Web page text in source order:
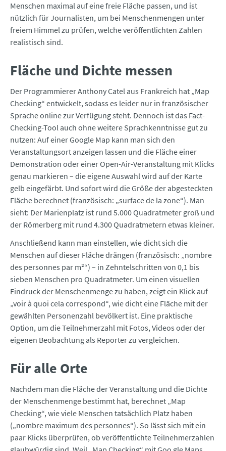
Menschen maximal auf eine freie Fläche passen, und ist
nützlich für Journalisten, um bei Menschenmengen unter
freiem Himmel zu prüfen, welche veröffentlichten Zahlen
realistisch sind.
Fläche und Dichte messen
Der Programmierer Anthony Catel aus Frankreich hat „Map
Checking“ entwickelt, sodass es leider nur in französischer
Sprache online zur Verfügung steht. Dennoch ist das Fact-
Checking-Tool auch ohne weitere Sprachkenntnisse gut zu
nutzen: Auf einer Google Map kann man sich den
Veranstaltungsort anzeigen lassen und die Fläche einer
Demonstration oder einer Open-Air-Veranstaltung mit Klicks
genau markieren – die eigene Auswahl wird auf der Karte
gelb eingefärbt. Und sofort wird die Größe der abgesteckten
Fläche berechnet (französisch: „surface de la zone“). Man
sieht: Der Marienplatz ist rund 5.000 Quadratmeter groß und
der Römerberg mit rund 4.300 Quadratmetern etwas kleiner.
Anschließend kann man einstellen, wie dicht sich die
Menschen auf dieser Fläche drängen (französisch: „nombre
des personnes par m²“) – in Zehntelschritten von 0,1 bis
sieben Menschen pro Quadratmeter. Um einen visuellen
Eindruck der Menschenmenge zu haben, zeigt ein Klick auf
„voir à quoi cela correspond“, wie dicht eine Fläche mit der
gewählten Personenzahl bevölkert ist. Eine praktische
Option, um die Teilnehmerzahl mit Fotos, Videos oder der
eigenen Beobachtung als Reporter zu vergleichen.
Für alle Orte
Nachdem man die Fläche der Veranstaltung und die Dichte
der Menschenmenge bestimmt hat, berechnet „Map
Checking“, wie viele Menschen tatsächlich Platz haben
(„nombre maximum des personnes“). So lässt sich mit ein
paar Klicks überprüfen, ob veröffentlichte Teilnehmerzahlen